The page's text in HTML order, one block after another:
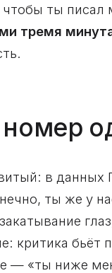
ты
тремя
в данных
ты же у
критика бьёт
— «ты ниже